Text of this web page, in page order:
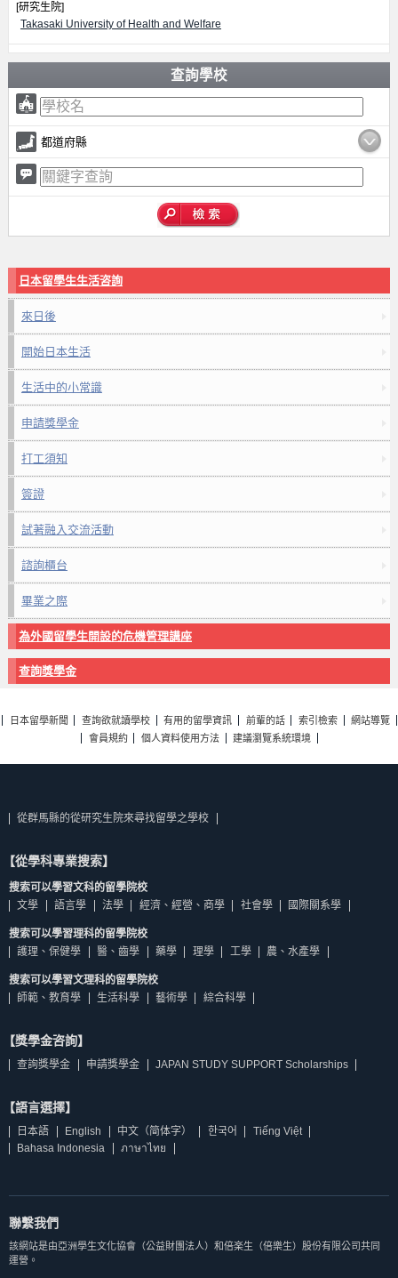
[研究生院]
Takasaki University of Health and Welfare
查詢學校
都道府縣
日本留學生生活咨詢
來日後
開始日本生活
生活中的小常識
申請獎學金
打工須知
簽證
試著融入交流活動
諮詢櫃台
畢業之際
為外國留學生開設的危機管理講座
查詢獎學金
日本留學新聞 查詢欲就讀學校 有用的留學資訊 前輩的話 索引檢索
網站導覽
會員規約
個人資料使用方法 建議瀏覽系統環境
從群馬縣的從研究生院來尋找留學之學校
【從學科專業搜索】
搜索可以學習文科的留學院校
文學
語言學 法學 經濟、經營、商學 社會學 國際關系學
搜索可以學習理科的留學院校
護理、保健學
醫、齒學 藥學 理學 工學 農、水產學
搜索可以學習文理科的留學院校
師範、教育學
生活科學 藝術學 綜合科學
【獎學金咨詢】
查詢獎學金 申請獎學金 JAPAN STUDY SUPPORT Scholarships
【語言選擇】
日本語 English 中文（简体字） 한국어
Tiếng Việt
Bahasa Indonesia
ภาษาไทย
聯繫我們
該網站是由亞洲學生文化協會（公益財團法人）和倍楽生（倍樂生）股份有限公司共同
運營。